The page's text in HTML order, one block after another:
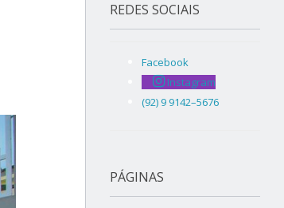
REDES SOCIAIS
Facebook
Instagram
(92) 9 9142–5676
PÁGINAS